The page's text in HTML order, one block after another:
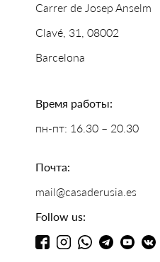
Carrer de Josep Anselm
Clavé, 31, 08002
Barcelona
Время работы:
пн-пт: 16.30 – 20.30
Почта:
mail@casaderusia.es
Follow us: